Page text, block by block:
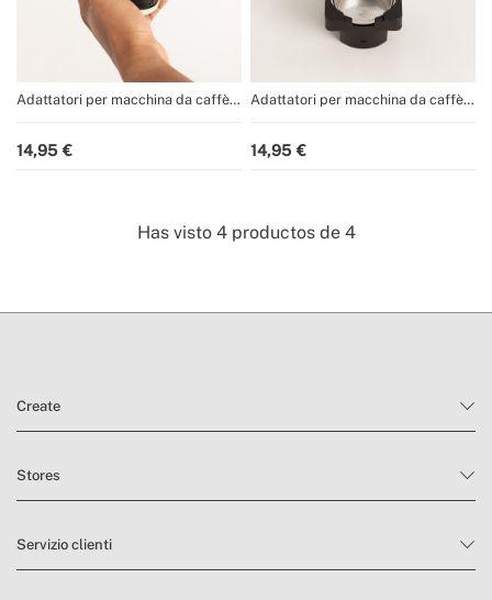
Adattatori per macchina da caffè
14,95
Adattatori per macchina da caffè
14,95
Has visto 4productos de 4
Create
Stores
Servizio clienti